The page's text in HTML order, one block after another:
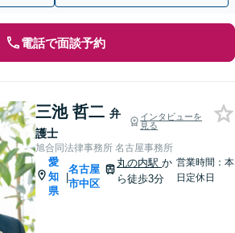
電話で面談予約
三池 哲二 弁
護士
インタビューを
見る
旭合同法律事務所 名古屋事務所
愛
知
県
|
名古屋
市中区
丸の内駅か
ら徒歩3分
営業時間：本
日定休日